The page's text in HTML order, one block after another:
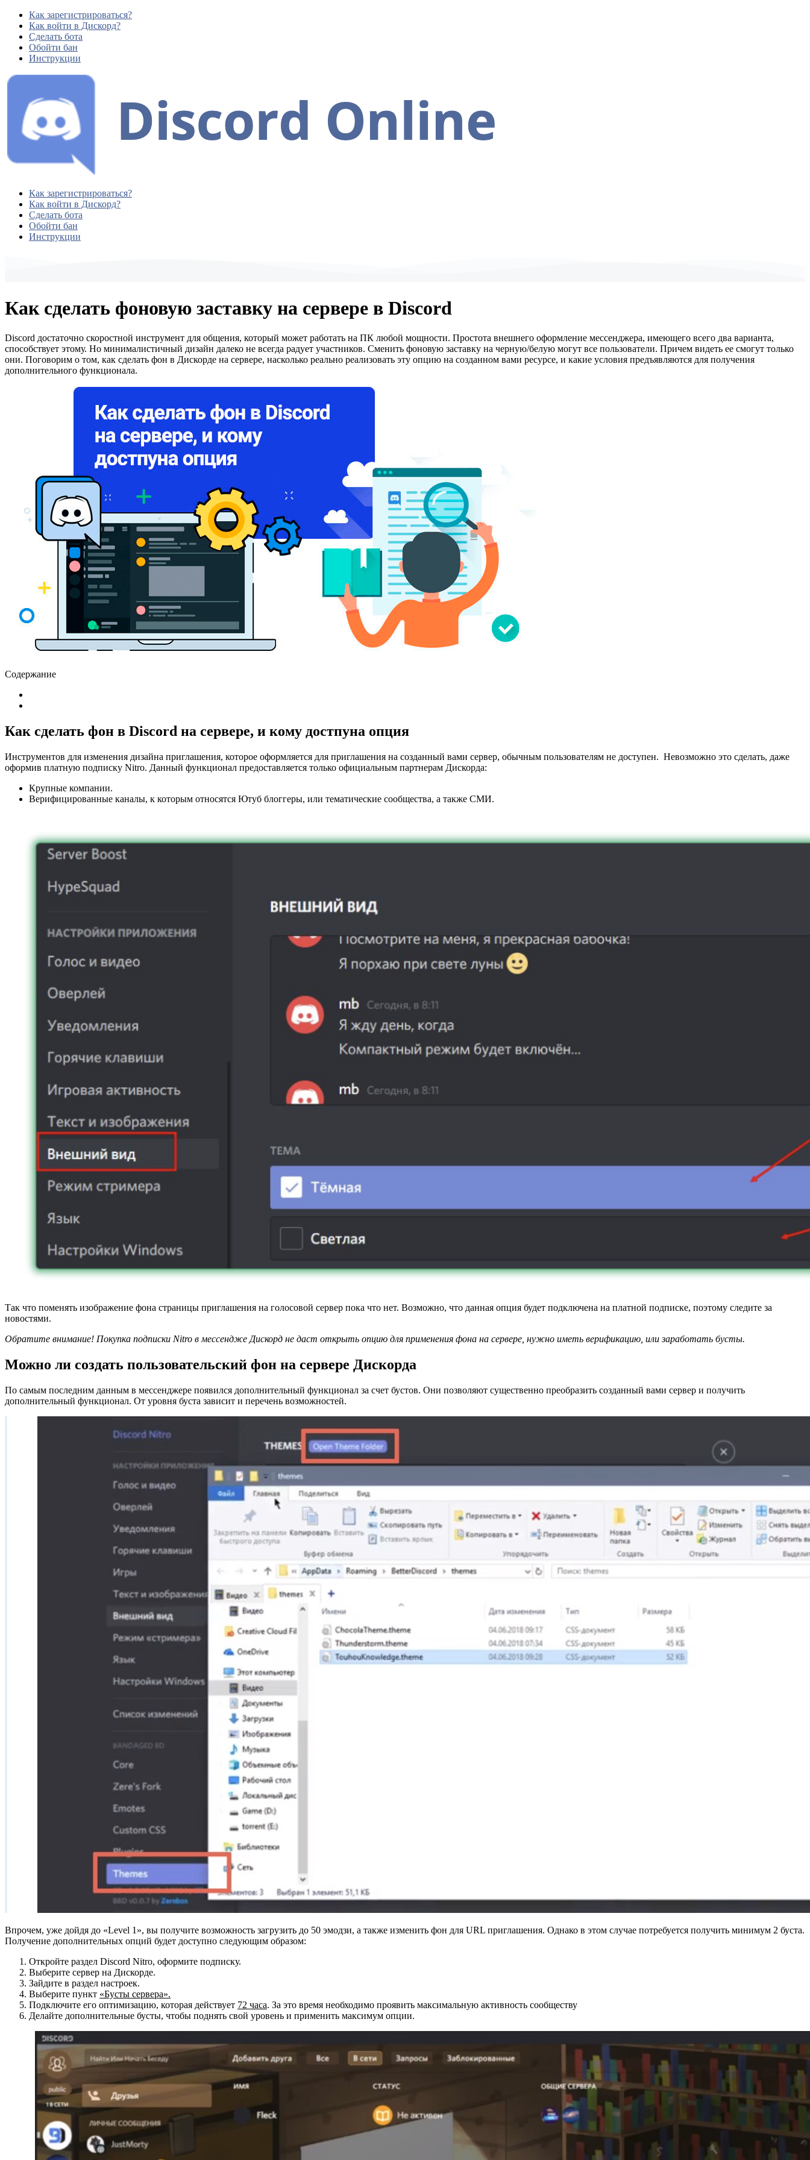
Как зарегистрироваться?
Как войти в Дискорд?
Сделать бота
Обойти бан
Инструкции
Как зарегистрироваться?
Как войти в Дискорд?
Сделать бота
Обойти бан
Инструкции
Как сделать фоновую заставку на сервере в Discord
Discord достаточно скоростной инструмент для общения, который может работать на ПК любой мощности. Простота внешнего оформление мессенджера, имеющего всего два варианта,
способствует этому. Но минималистичный дизайн далеко не всегда радует участников. Сменить фоновую заставку на черную/белую могут все пользователи. Причем видеть ее смогут только
они. Поговорим о том, как сделать фон в Дискорде на сервере, насколько реально реализовать эту опцию на созданном вами ресурсе, и какие условия предъявляются для получения
дополнительного функционала.
Содержание
Как сделать фон в Discord на сервере, и кому достпуна опция
Инструментов для изменения дизайна приглашения, которое оформляется для приглашения на созданный вами сервер, обычным пользователям не доступен. Невозможно это сделать, даже
оформив платную подписку Nitro. Данный функционал предоставляется только официальным партнерам Дискорда:
Крупные компании.
Верифицированные каналы, к которым относятся Ютуб блоггеры, или тематические сообщества, а также СМИ.
Так что поменять изображение фона страницы приглашения на голосовой сервер пока что нет. Возможно, что данная опция будет подключена на платной подписке, поэтому следите за
новостями.
Обратите внимание! Покупка подписки Nitro в мессендже Дискорд не даст открыть опцию для применения фона на сервере, нужно иметь верификацию, или заработать бусты.
Можно ли создать пользовательский фон на сервере Дискорда
По самым последним данным в мессенджере появился дополнительный функционал за счет бустов. Они позволяют существенно преобразить созданный вами сервер и получить
дополнительный функционал. От уровня буста зависит и перечень возможностей.
Впрочем, уже дойдя до «Level 1», вы получите возможность загрузить до 50 эмодзи, а также изменить фон для URL приглашения. Однако в этом случае потребуется получить минимум 2 буста.
Получение дополнительных опций будет доступно следующим образом:
Откройте раздел Discord Nitro, оформите подписку.
Выберите сервер на Дискорде.
Зайдите в раздел настроек.
Выберите пункт «Бусты сервера».
Подключите его оптимизацию, которая действует 72 часа. За это время необходимо проявить максимальную активность сообществу
Делайте дополнительные бусты, чтобы поднять свой уровень и применить максимум опции.